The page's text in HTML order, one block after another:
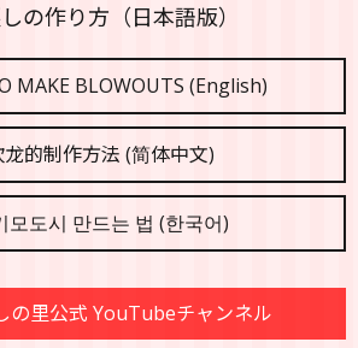
の作り方（日本語版）
MAKE BLOWOUTS (English)
龙的制作方法 (简体中文)
모도시 만드는 법 (한국어)
の里公式 YouTubeチャンネル